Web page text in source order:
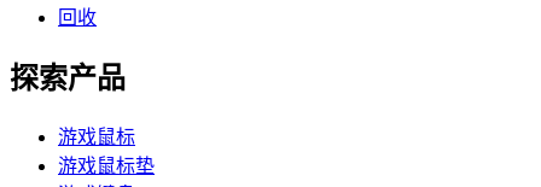
回收
探索产品
游戏鼠标
游戏鼠标垫